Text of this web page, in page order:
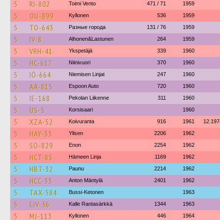
5 RI-802 Toimi Vento 471 / 71 1959
5 OU-899 Kyllonen 536 1959
5 TO-643 Разные города 131 / 76 1959
5 IV-8 Alhonen&Lastunen 264 1959
5 VRH-41 Ykspetäjä 339 1960
5 HC-617 Niinivuori 370 1960
5 IÖ-664 Niemisen Linjat 247 1960
5 AÄ-815 Espoon Auto 720 1960
5 IE-168 Pekolan Liikenne 311 1960
5 US-5 Korsisaari 1960
5 XZA-52 Koivuranta 916 1961
5 HAY-33 Ylisen 2206 1962
5 SO-829 Enon 2254 1962
5 HCT-85 Hämeen Linja 1169 1962
5 HBT-32 Paunu 2214 1962
5 HCC-33 Anton Mäntylä 2401 1962
5 TAX-584 Bussi-Ketonen 1963
5 EIV-36 Kalle Rantasärkkä 1344 1963
5 MJ-113 Kyllonen 446 1964